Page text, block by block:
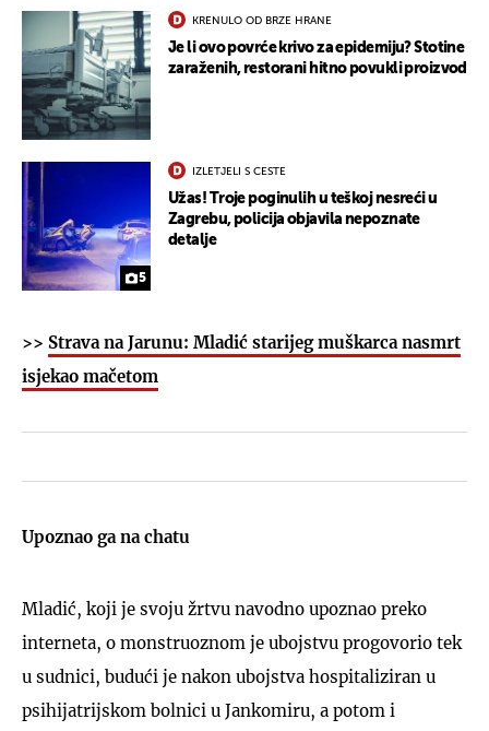
KRENULO OD BRZE HRANE
Je li ovo povrće krivo za epidemiju? Stotine
zaraženih, restorani hitno povukli proizvod
5
IZLETJELI S CESTE
Užas! Troje poginulih u teškoj nesreći u
Zagrebu, policija objavila nepoznate
detalje
>> Strava na Jarunu: Mladić starijeg muškarca nasmrt
isjekao mačetom
Upoznao ga na chatu
Mladić, koji je svoju žrtvu navodno upoznao preko
interneta, o monstruoznom je ubojstvu progovorio tek
u sudnici, budući je nakon ubojstva hospitaliziran u
psihijatrijskom bolnici u Jankomiru, a potom i